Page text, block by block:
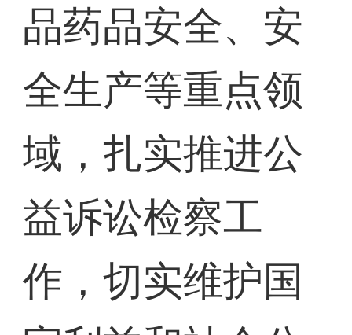
品药品安全、安
全生产等重点领
域，扎实推进公
益诉讼检察工
作，切实维护国